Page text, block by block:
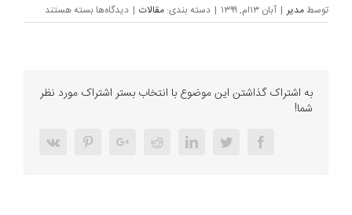
توسطمدیر | آبان ۱۳ام, ۱۳۹۹ | دسته بندی: مقالات | دیدگاه‌ها برای
ریموت
ریموت
E350
بسته هستند
به اشتراک گذاشتن این موضوع با انتخاب بستر اشتراک مورد نظر
شما!
Facebook
Twitter
LinkedIn
Reddit
Google+
Pinterest
Vk